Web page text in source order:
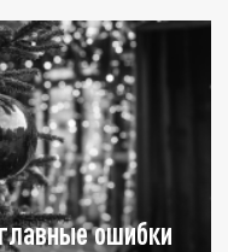
ошибки